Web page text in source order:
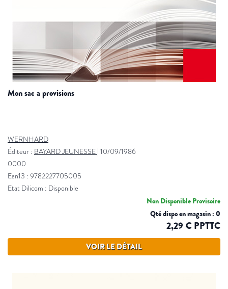
mon sac a provisions
WERNHARD
Éditeur : BAYARD JEUNESSE 10/09/1986
0000
Ean13 : 9782227705005
Etat Dilicom : Disponible
Non Disponible Provisoire
Qté dispo en magasin : 0
2,29 € PPTTC
VOIR LE DÉTAIL